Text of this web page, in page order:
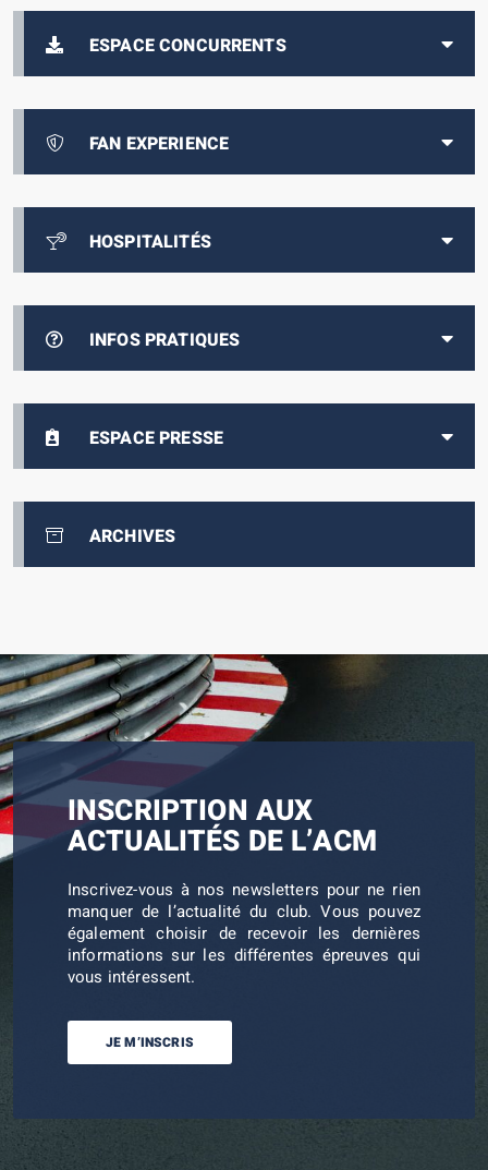
ESPACE CONCURRENTS
FAN EXPERIENCE
HOSPITALITÉS
INFOS PRATIQUES
ESPACE PRESSE
ARCHIVES
INSCRIPTION AUX
ACTUALITÉS DE L’ACM
Inscrivez-vous à nos newsletters pour ne rien
manquer de l’actualité du club. Vous pouvez
également choisir de recevoir les dernières
informations sur les différentes épreuves qui
vous intéressent.
JE M’INSCRIS